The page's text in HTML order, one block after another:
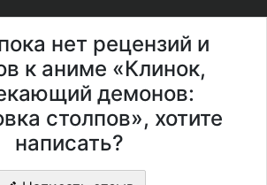
нет рецензий и
к аниме «Клинок,
демонов:
столпов», хотите
написать?